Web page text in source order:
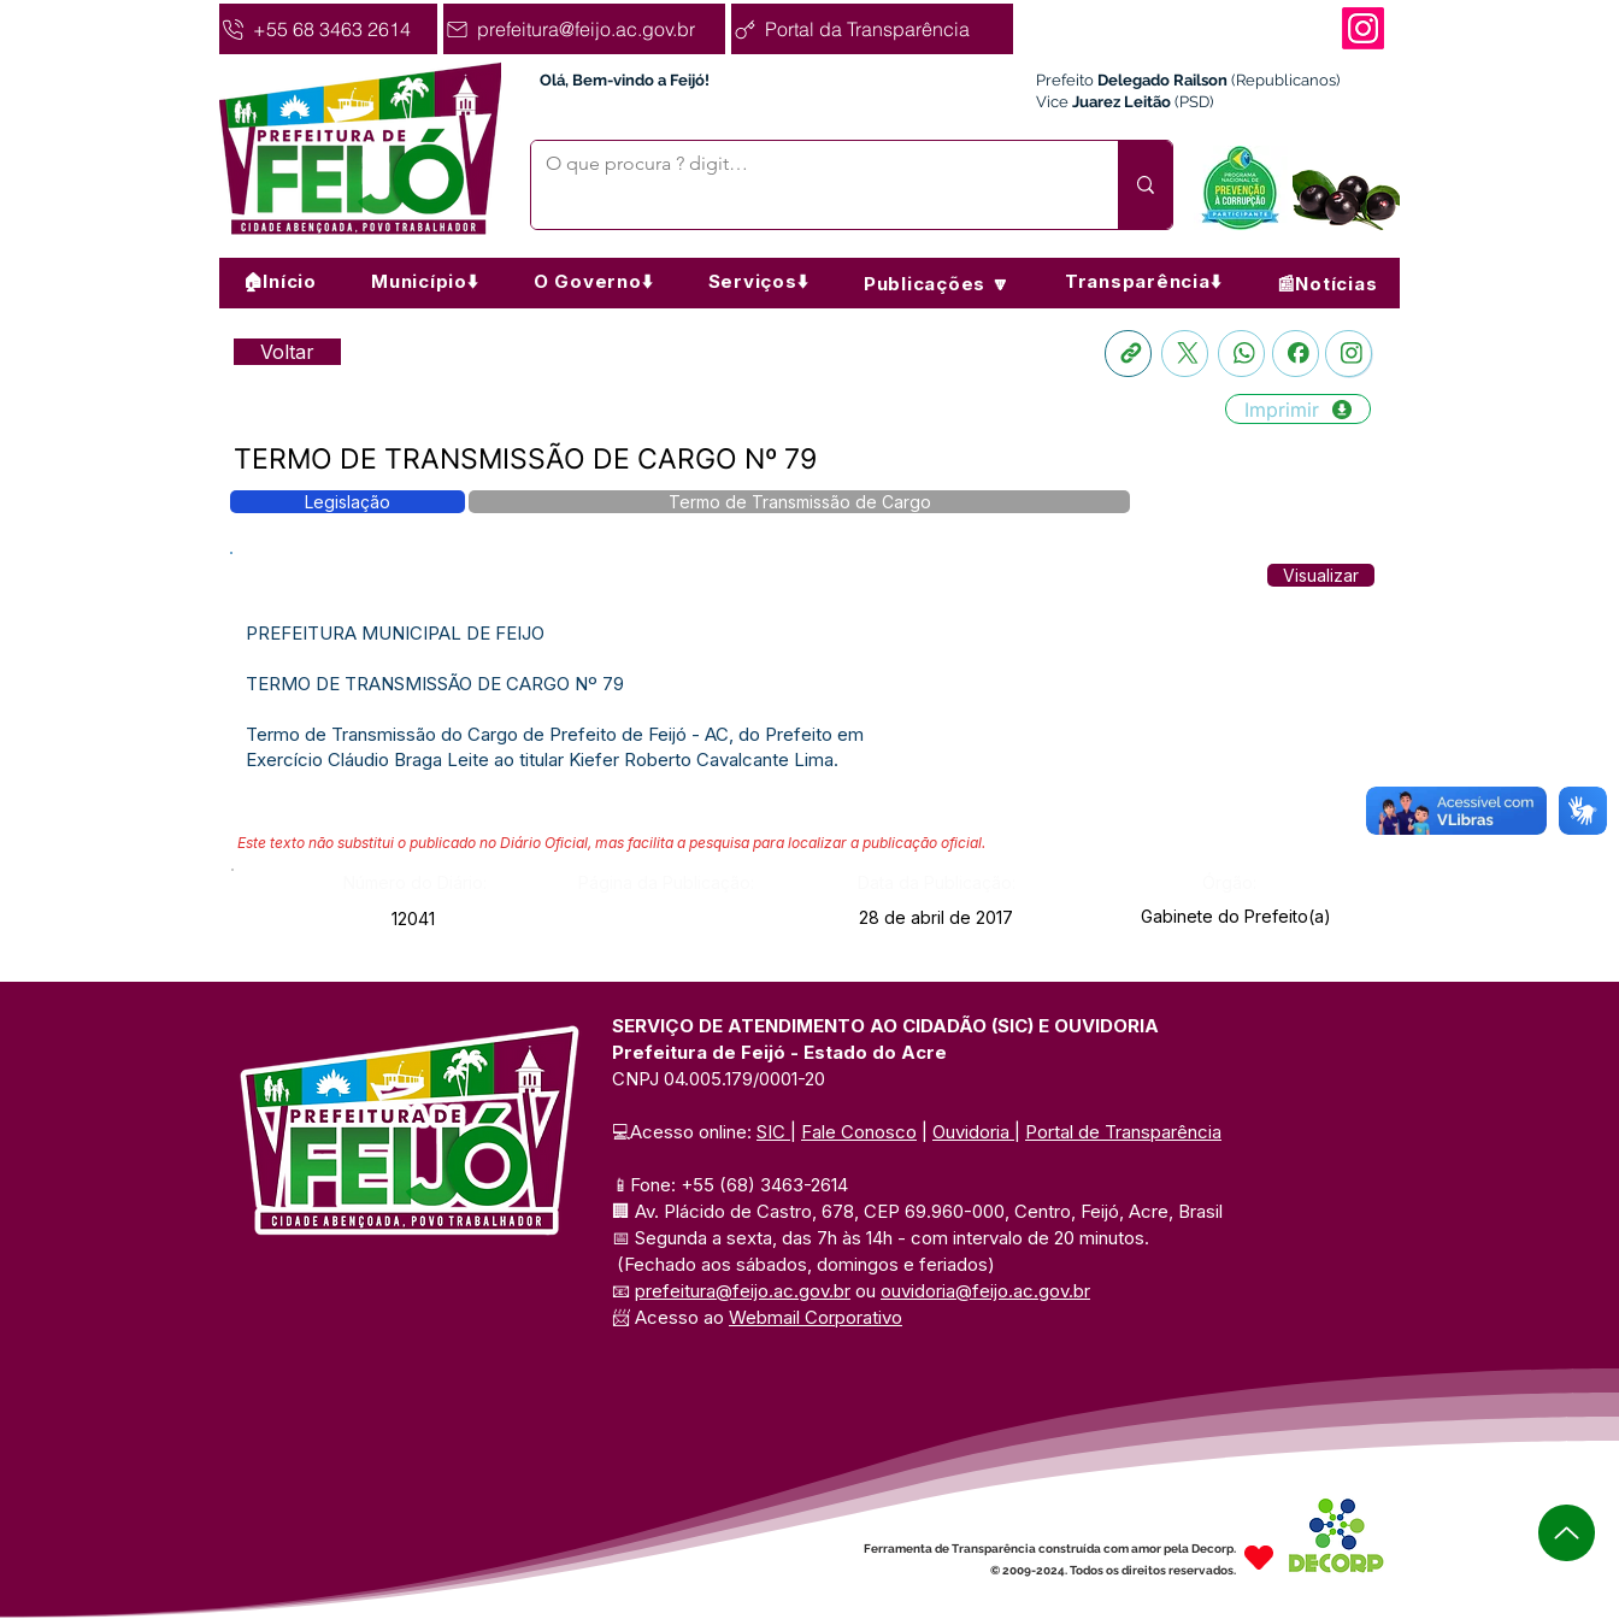
+55 68 3463 2614 prefeitura@feijo.ac.gov.br Portal da Transparência
Olá, Bem-vindo a Feijó! Prefeito Delegado Railson (Republicanos)
Vice Juarez Leitão (PSD)
🏠Início Município⬇️ O Governo⬇️ Serviços⬇️ Publicações 🔽 Transparência⬇️ 📰Notícias
Voltar
Imprimir
TERMO DE TRANSMISSÃO DE CARGO Nº 79
Legislação Termo de Transmissão de Cargo
Visualizar
PREFEITURA MUNICIPAL DE FEIJO
TERMO DE TRANSMISSÃO DE CARGO Nº 79
Termo de Transmissão do Cargo de Prefeito de Feijó - AC, do Prefeito em
Exercício Cláudio Braga Leite ao titular Kiefer Roberto Cavalcante Lima.
Este texto não substitui o publicado no Diário Oficial, mas facilita a pesquisa para localizar a publicação oficial.
12041
28 de abril de 2017 Gabinete do Prefeito(a)
SERVIÇO DE ATENDIMENTO AO CIDADÃO (SIC) E OUVIDORIA
Prefeitura de Feijó - Estado do Acre
CNPJ 04.005.179/0001-20
💻Acesso online: SIC Fale Conosco Ouvidoria Portal de Transparência
📱Fone: +55 (68) 3463-2614
🏢 Av. Plácido de Castro, 678, CEP 69.960-000, Centro, Feijó, Acre, Brasil
📅 Segunda a sexta, das 7h às 14h - com intervalo de 20 minutos.
(Fechado aos sábados, domingos e feriados)
📧 prefeitura@feijo.ac.gov.br ou ouvidoria@feijo.ac.gov.br
📨 Acesso ao Webmail Corporativo
Ferramenta de Transparência construída com amor pela Decorp.
© 2009-2024. Todos os direitos reservados.